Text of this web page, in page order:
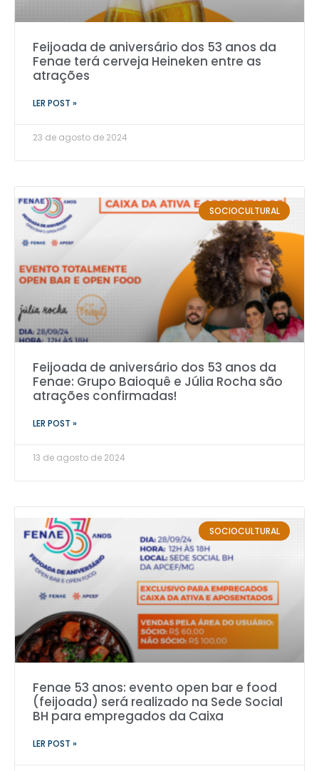
Feijoada de aniversário dos 53 anos da
Fenae terá cerveja Heineken entre as
atrações
LER POST »
23 de agosto de 2024
SOCIOCULTURAL
Feijoada de aniversário dos 53 anos da
Fenae: Grupo Baioquê e Júlia Rocha são
atrações confirmadas!
LER POST »
13 de agosto de 2024
SOCIOCULTURAL
Fenae 53 anos: evento open bar e food
(feijoada) será realizado na Sede Social
BH para empregados da Caixa
LER POST »